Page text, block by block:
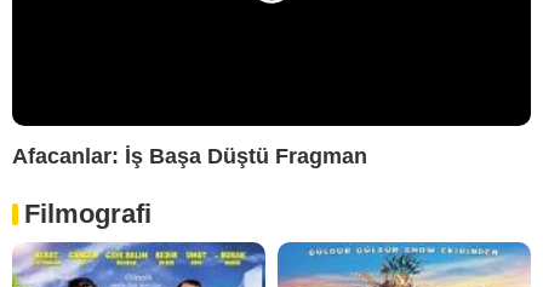
Afacanlar: İş Başa Düştü Fragman
Filmografi